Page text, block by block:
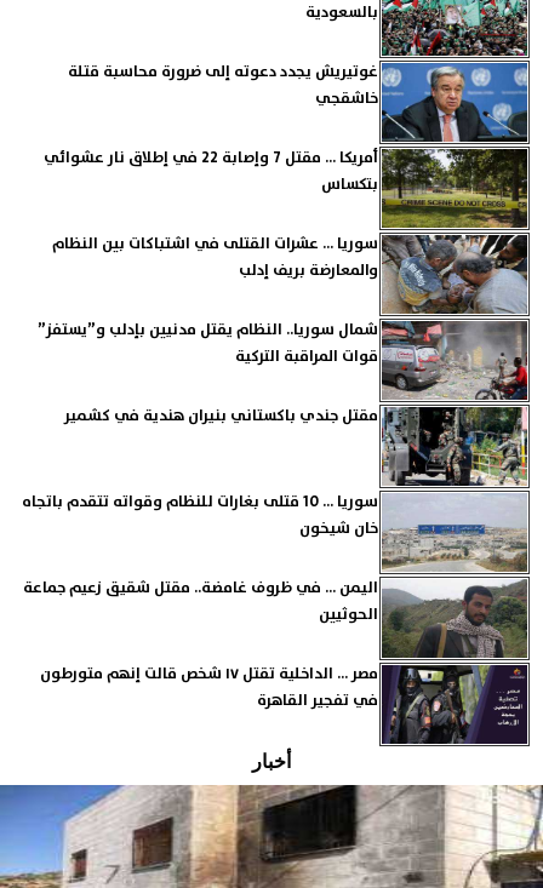
بالسعودية
غوتيريش يجدد دعوته إلى ضرورة محاسبة قتلة
خاشقجي
أمريكا ... مقتل 7 وإصابة 22 في إطلاق نار عشوائي
بتكساس
سوريا ... عشرات القتلى في اشتباكات بين النظام
والمعارضة بريف إدلب
شمال سوريا.. النظام يقتل مدنيين بإدلب و”يستفز”
قوات المراقبة التركية
مقتل جندي باكستاني بنيران هندية في كشمير
سوريا ... 10 قتلى بغارات للنظام وقواته تتقدم باتجاه
خان شيخون
اليمن ... في ظروف غامضة.. مقتل شقيق زعيم جماعة
الحوثيين
مصر ... الداخلية تقتل ١٧ شخص قالت إنهم متورطون
في تفجير القاهرة
أخبار